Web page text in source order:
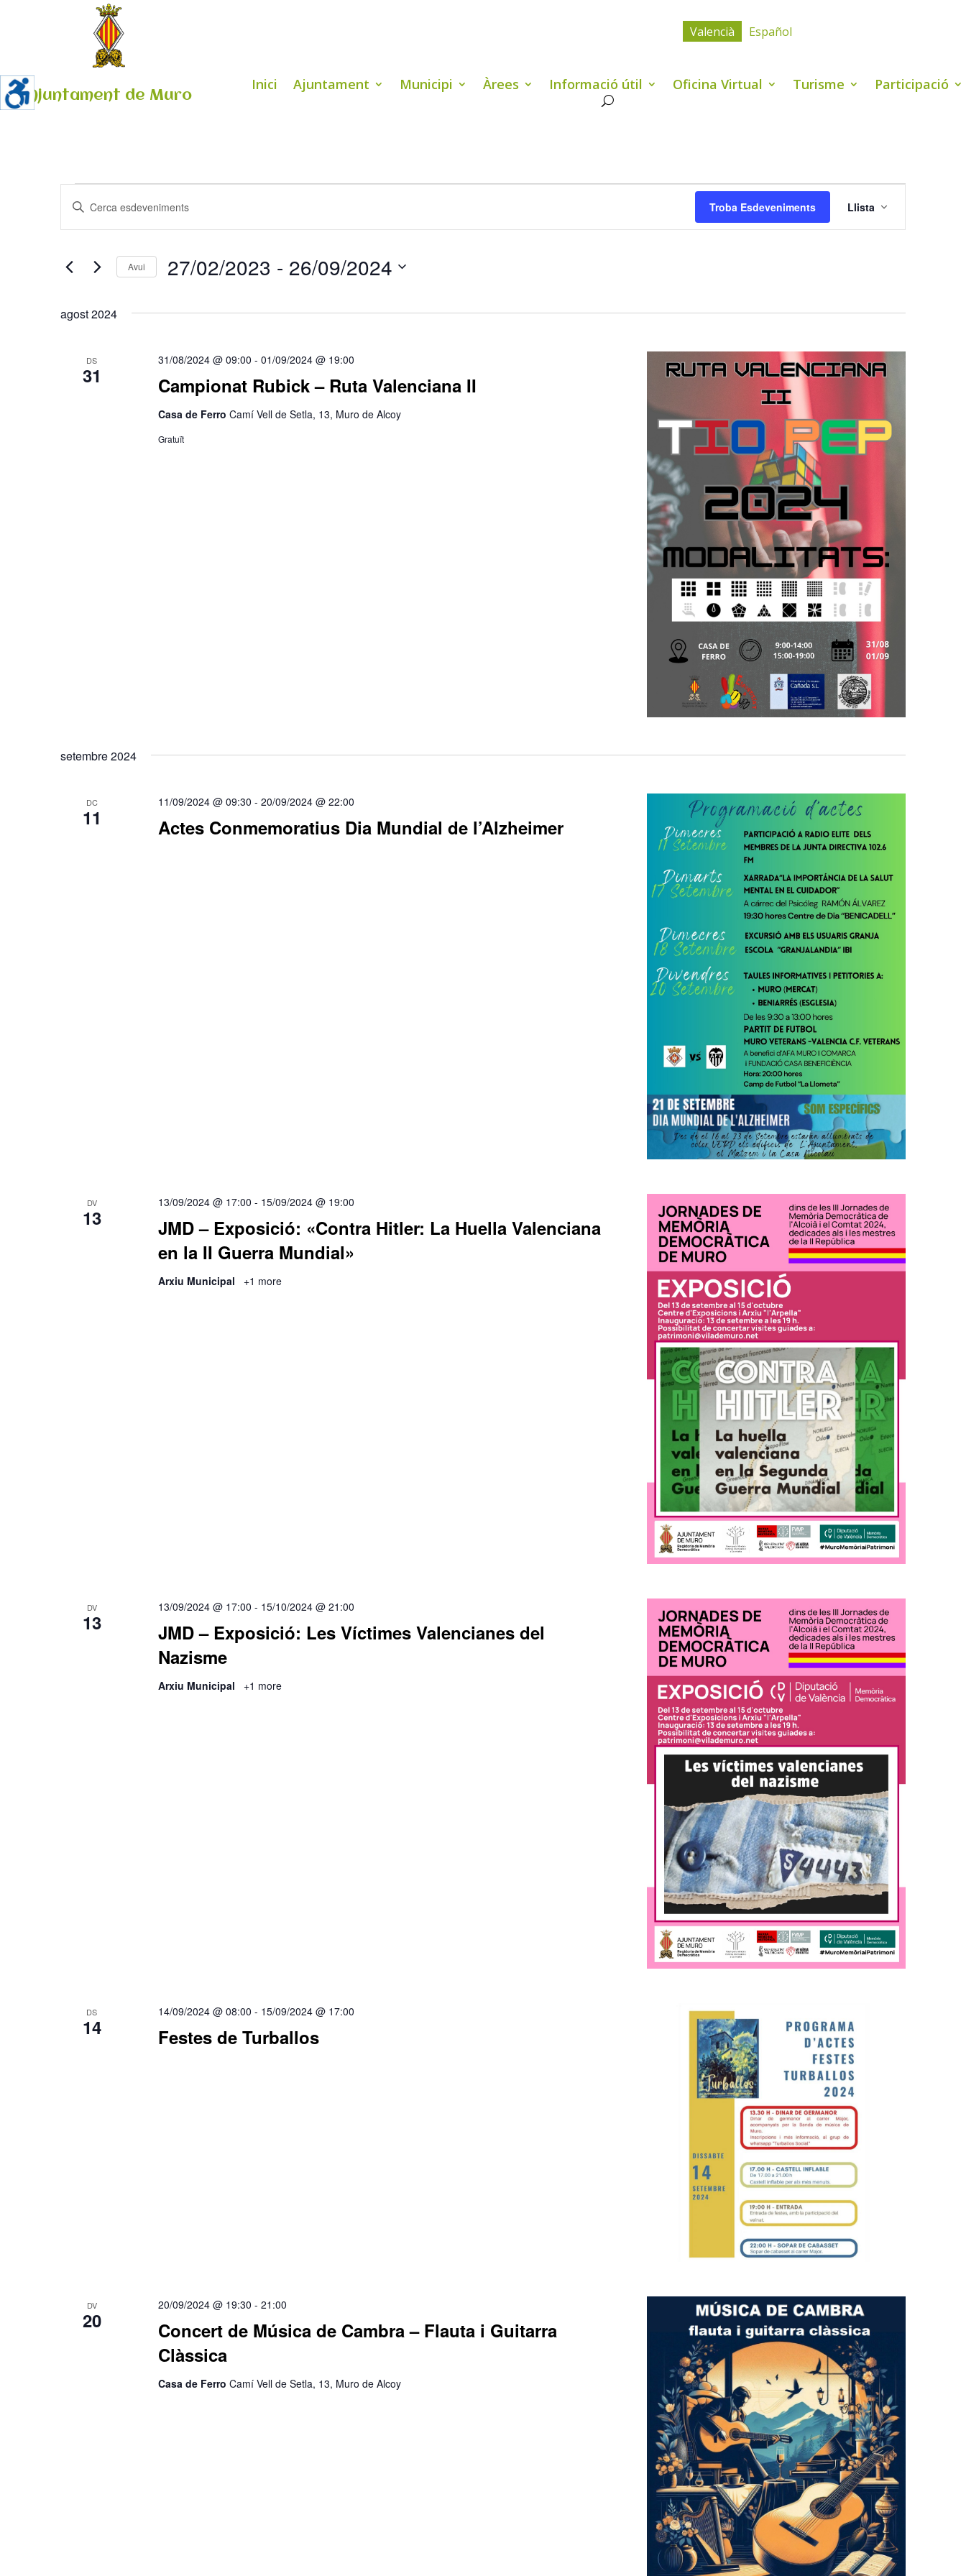
Ajuntament de Muro
Valencià Español
Inici Ajuntament Municipi Àrees Informació útil Oficina Virtual Turisme Participació
Esdeveniments
Navegació
visual
i
d'Esdeveniments
Introduïu
clau.
per
Troba Esdeveniments
Navegació
de
Llista
Avui 27/02/2023 - 26/09/2024
una
agost 2024
DS
31 Campionat Rubick – Ruta Valenciana II
31/08/2024 @ 09:00 - 01/09/2024 @ 19:00
Casa de Ferro Camí Vell de Setla, 13, Muro de Alcoy
Gratuït
setembre 2024
DC
11 Actes Conmemoratius Dia Mundial de l’Alzheimer
11/09/2024 @ 09:30 - 20/09/2024 @ 22:00
DV
13
JMD – Exposició: «Contra Hitler: La Huella Valenciana
en la II Guerra Mundial»
13/09/2024 @ 17:00 - 15/09/2024 @ 19:00
Arxiu Municipal +1 more
DV
13
JMD – Exposició: Les Víctimes Valencianes del
Nazisme
13/09/2024 @ 17:00 - 15/10/2024 @ 21:00
Arxiu Municipal +1 more
DS
14 Festes de Turballos
14/09/2024 @ 08:00 - 15/09/2024 @ 17:00
DV
20
Concert de Música de Cambra – Flauta i Guitarra
Clàssica
20/09/2024 @ 19:30 - 21:00
Casa de Ferro Camí Vell de Setla, 13, Muro de Alcoy